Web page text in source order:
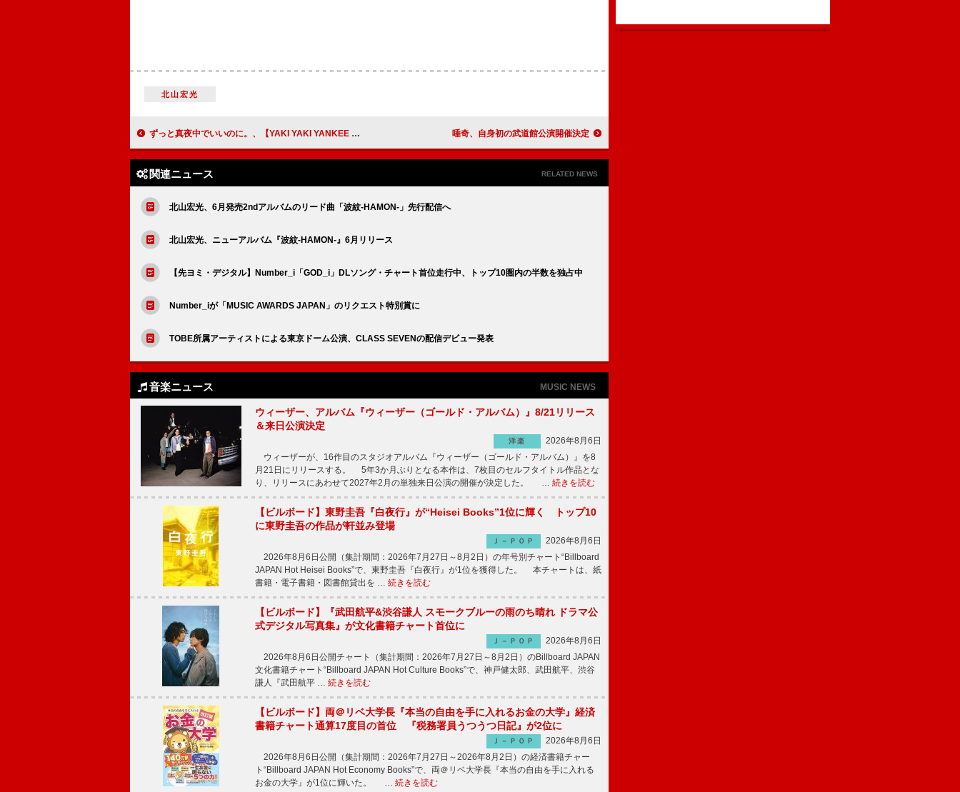
北山宏光
ずっと真夜中でいいのに。、【YAKI YAKI YANKEE TOUR 続「名巧は愚なるが如し」】のオフィシャルレポートが到着 唾奇、自身初の武道館公演開催決定
関連ニュース RELATED NEWS
北山宏光、6月発売2ndアルバムのリード曲「波紋-HAMON-」先行配信へ
北山宏光、ニューアルバム『波紋-HAMON-』6月リリース
【先ヨミ・デジタル】Number_i「GOD_i」DLソング・チャート首位走行中、トップ10圏内の半数を独占中
Number_iが「MUSIC AWARDS JAPAN」のリクエスト特別賞に
TOBE所属アーティストによる東京ドーム公演、CLASS SEVENの配信デビュー発表
音楽ニュース MUSIC NEWS
ウィーザー、アルバム『ウィーザー（ゴールド・アルバム）』8/21リリース
＆来日公演決定
洋楽
2026年8月6日
ウィーザーが、16作目のスタジオアルバム『ウィーザー（ゴールド・アルバム）』を8
月21日にリリースする。 5年3か月ぶりとなる本作は、7枚目のセルフタイトル作品とな
り、リリースにあわせて2027年2月の単独来日公演の開催が決定した。 … 続きを読む
【ビルボード】東野圭吾『白夜行』が“Heisei Books”1位に輝く トップ10
に東野圭吾の作品が軒並み登場
Ｊ－ＰＯＰ
2026年8月6日
2026年8月6日公開（集計期間：2026年7月27日～8月2日）の年号別チャート“Billboard
JAPAN Hot Heisei Books”で、東野圭吾『白夜行』が1位を獲得した。 本チャートは、紙
書籍・電子書籍・図書館貸出を … 続きを読む
【ビルボード】『武田航平&渋谷謙人 スモークブルーの雨のち晴れ ドラマ公
式デジタル写真集』が文化書籍チャート首位に
Ｊ－ＰＯＰ
2026年8月6日
2026年8月6日公開チャート（集計期間：2026年7月27日～8月2日）のBillboard JAPAN
文化書籍チャート“Billboard JAPAN Hot Culture Books”で、神戸健太郎、武田航平、渋谷
謙人『武田航平 … 続きを読む
【ビルボード】両＠リベ大学長『本当の自由を手に入れるお金の大学』経済
書籍チャート通算17度目の首位 『税務署員うつうつ日記』が2位に
Ｊ－ＰＯＰ
2026年8月6日
2026年8月6日公開（集計期間：2026年7月27日～2026年8月2日）の経済書籍チャー
ト“Billboard JAPAN Hot Economy Books”で、両＠リベ大学長『本当の自由を手に入れる
お金の大学』が1位に輝いた。 … 続きを読む